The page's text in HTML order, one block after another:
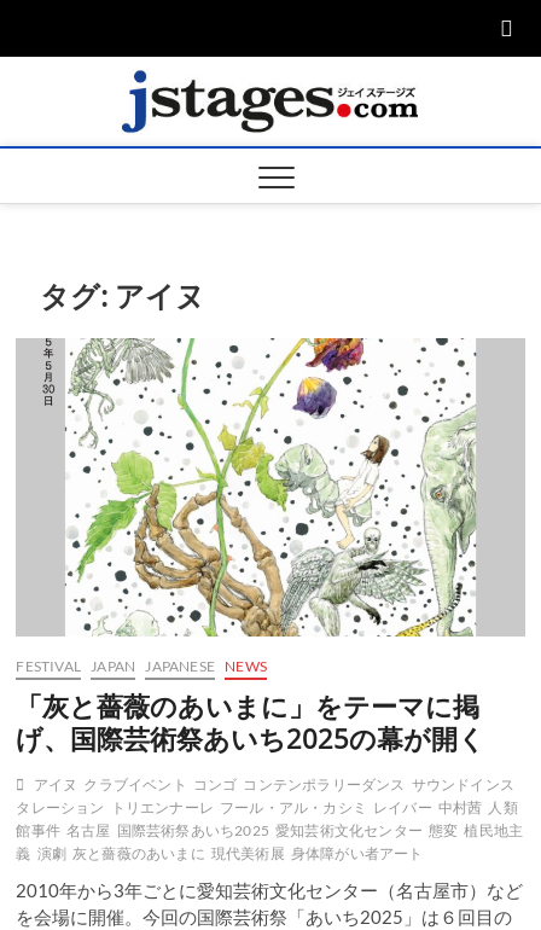
ージ
タグ: アイヌ
FESTIVAL JAPAN JAPANESE NEWS
「灰と薔薇のあいまに」をテーマに掲
げ、国際芸術祭あいち2025の幕が開く
アイヌ クラブイベント コンゴ コンテンポラリーダンス サウンドインス
タレーション
トリエンナーレ フール・アル・カシミ レイバー 中村茜 人類
館事件 名古屋 国際芸術祭あいち2025 愛知芸術文化センター 態変 植民地主
義 演劇 灰と薔薇のあいまに 現代美術展 身体障がい者アート
2010年から3年ごとに愛知芸術文化センター（名古屋市）など
を会場に開催。今回の国際芸術祭「あいち2025」は６回目の